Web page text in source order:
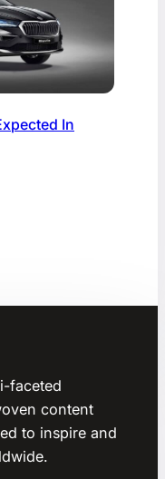
In
faceted
content
to inspire and